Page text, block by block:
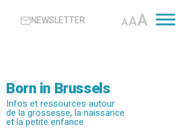
NEWSLETTER AAA
Born in Brussels
Infos et ressources autour
de la grossesse, la naissance
et la petite enfance